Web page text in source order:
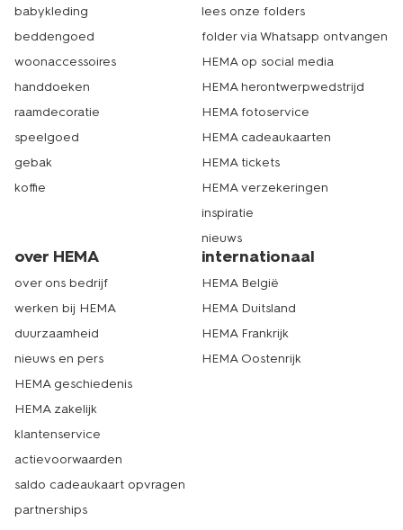
babykleding
beddengoed
woonaccessoires
handdoeken
raamdecoratie
speelgoed
gebak
koffie
lees onze folders
folder via Whatsapp ontvangen
HEMA op social media
HEMA herontwerpwedstrijd
HEMA fotoservice
HEMA cadeaukaarten
HEMA tickets
HEMA verzekeringen
inspiratie
nieuws
over HEMA
over ons bedrijf
werken bij HEMA
duurzaamheid
nieuws en pers
HEMA geschiedenis
HEMA zakelijk
klantenservice
actievoorwaarden
saldo cadeaukaart opvragen
partnerships
internationaal
HEMA België
HEMA Duitsland
HEMA Frankrijk
HEMA Oostenrijk